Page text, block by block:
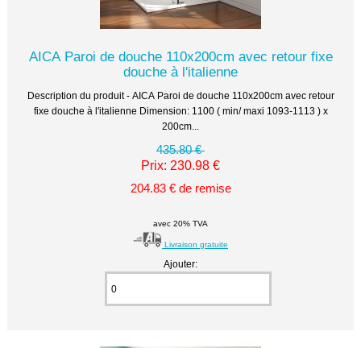
AICA Paroi de douche 110x200cm avec retour fixe
douche à l'italienne
Description du produit - AICA Paroi de douche 110x200cm avec retour
fixe douche à l'italienne Dimension: 1100 ( min/ maxi 1093-1113 ) x
200cm...
435.80 €
Prix: 230.98 €
204.83 € de remise
avec 20% TVA
Livraison gratuite
Ajouter: